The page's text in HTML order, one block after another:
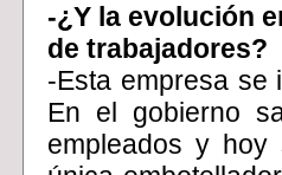
-¿Y la evolución
de trabajadores?
-Esta empresa se
En el gobierno
empleados y hoy